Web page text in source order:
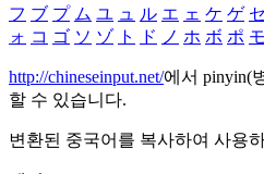
フ ブ プ ム ユ ュ ル エ ェ ケ ゲ セ
ォ コ ゴ ソ ゾ ト ド ノ ホ ボ ポ モ
http://chineseinput.net/에서 pinyin(
할 수 있습니다.
변환된 중국어를 복사하여 사용